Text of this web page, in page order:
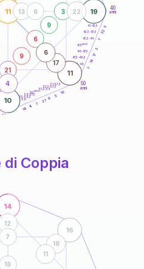
40
anni
50
anni
60
41-42,5
42,5-43,5
43,5-44
46-47,5
47,5-48,5
48,5-49
51-52,5
52,5-53,5
53,5-54
56-57,5
57,5-58,5
58,5-59
5
22
7
3
17
14
7
16
5
8
21
7
4
14
19
10
11
11
21
9
6
9
3 22
4
13 6
17
6
45anni
55anni
Coppia
14
16
12
7
18
18
11